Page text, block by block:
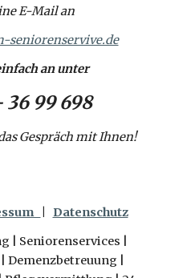
E-Mail an
seniorenservive.de
an unter
36 99 698
Gespräch mit Ihnen!
Datenschutz
| Seniorenservices |
|